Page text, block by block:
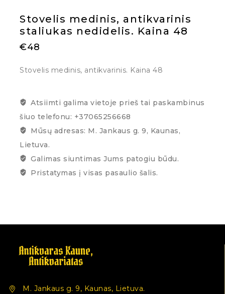
Stovelis medinis, antikvarinis
staliukas nedidelis. Kaina 48
€48
Stovelis medinis, antikvarinis. Kaina 48
Atsiimti galima vietoje prieš tai paskambinus
šiuo telefonu: +37065256668
Mūsų adresas: M. Jankaus g. 9, Kaunas,
Lietuva.
Galimas siuntimas Jums patogiu būdu.
Pristatymas į visas pasaulio šalis.
M. Jankaus g. 9, Kaunas, Lietuva.